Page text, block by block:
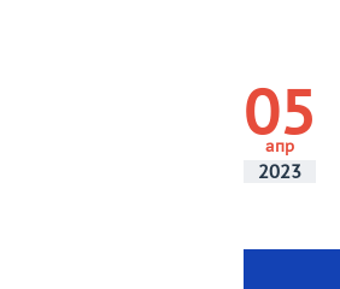
05
апр
2023